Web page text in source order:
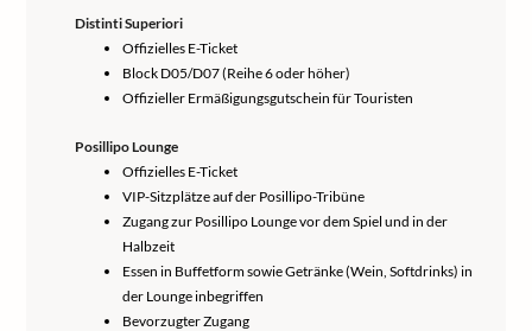
Distinti Superiori
Offizielles E-Ticket
Block D05/D07 (Reihe 6 oder höher)
Offizieller Ermäßigungsgutschein für Touristen
Posillipo Lounge
Offizielles E-Ticket
VIP-Sitzplätze auf der Posillipo-Tribüne
Zugang zur Posillipo Lounge vor dem Spiel und in der
Halbzeit
Essen in Buffetform sowie Getränke (Wein, Softdrinks) in
der Lounge inbegriffen
Bevorzugter Zugang